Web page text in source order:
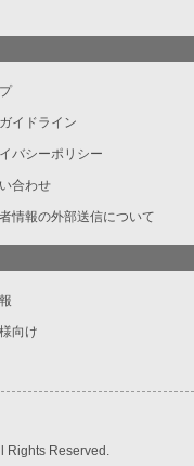
イドライン
バシーポリシー
合わせ
情報の外部送信について
向け
Rights Reserved.